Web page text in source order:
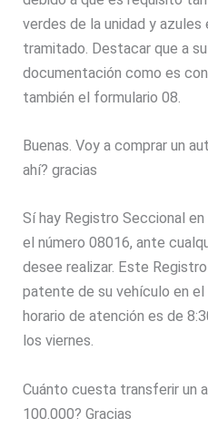
verdes de la unidad y azules
tramitado. Destacar que a
documentación como es
también el formulario 08.
Buenas. Voy a comprar un
ahí? gracias
Sí hay Registro Seccional
el número 08016, ante
desee realizar. Este
patente de su vehículo en el
horario de atención es de
los viernes.
Cuánto cuesta transferir un
100.000? Gracias